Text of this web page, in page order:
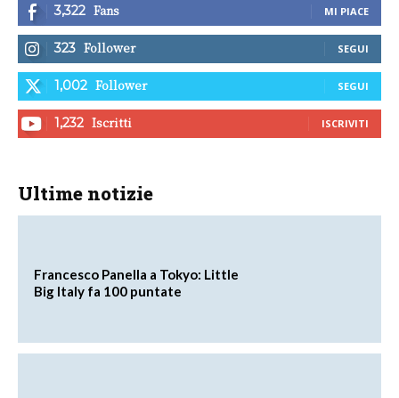
3,322 Fans MI PIACE
323 Follower SEGUI
1,002 Follower SEGUI
1,232 Iscritti ISCRIVITI
Ultime notizie
Francesco Panella a Tokyo: Little
Big Italy fa 100 puntate